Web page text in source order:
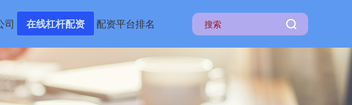
司 在线杠杆配资 配资平台排名